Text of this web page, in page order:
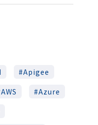
Apigee
AWS
Azure